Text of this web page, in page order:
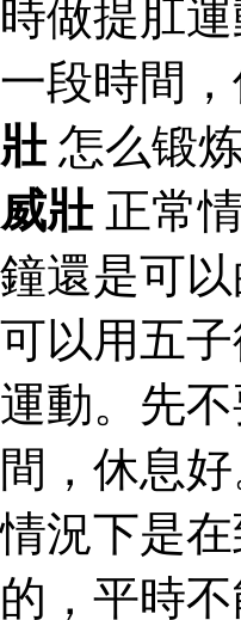
時做提肛
一段時間
壯怎么锻
威壯正常
鐘還是可
可以用五
運動。先
間，休息
情況下是
的，平時